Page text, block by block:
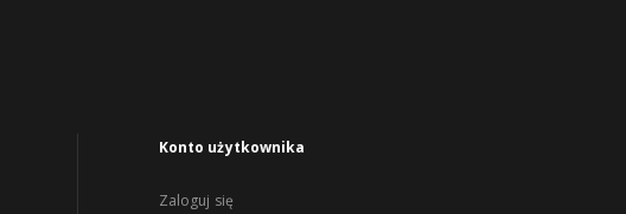
Konto użytkownika
Zaloguj się